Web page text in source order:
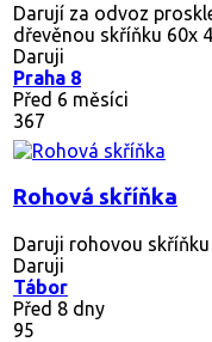
Darují za odvoz
dřevěnou skříňku 60x
Daruji
Praha 8
Před 6 měsíci
367
Rohová skříňka
Daruji rohovou skříňku
Daruji
Tábor
Před 8 dny
95